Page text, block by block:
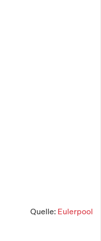
Quelle: Eulerpool